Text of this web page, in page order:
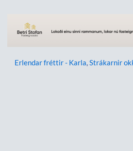
Erlendar fréttir - Karla,Strákarnir